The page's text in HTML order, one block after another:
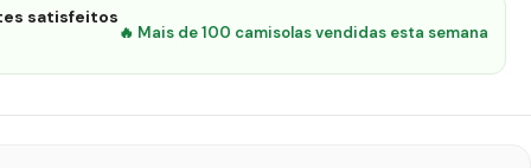
satisfeitos
🔥 Mais de 100 camisolas vendidas esta semana